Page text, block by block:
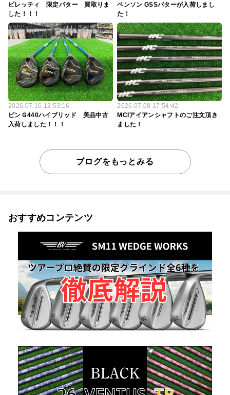
ピレッティ 限定パター 買取りま
した！！！
ベンソン GSSパターが入荷しまし
た！
2026.07.16 12:53:16
ピンＧ440ハイブリッド 美品中古
入荷しました！！！
2026.07.08 17:54:42
MCIアイアンシャフトのご注文頂き
ました！
ブログをもっとみる
おすすめコンテンツ